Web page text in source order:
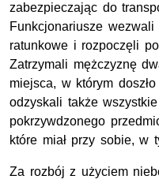
zabezpieczając do
Funkcjonariusze
ratunkowe i rozpoczęli
Zatrzymali mężczyznę
miejsca, w którym
odzyskali także
pokrzywdzonego
które miał przy sobie, w
Za rozbój z użyciem